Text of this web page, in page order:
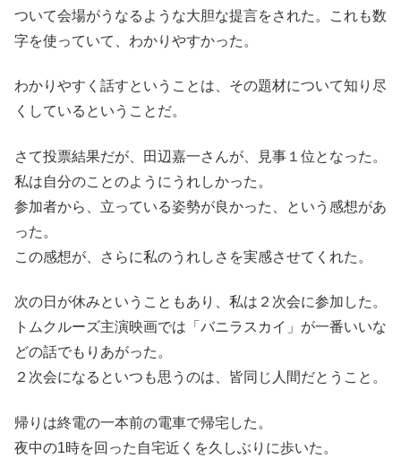
ついて会場がうなるような大胆な提言をされた。これも数
字を使っていて、わかりやすかった。
わかりやすく話すということは、その題材について知り尽
くしているということだ。
さて投票結果だが、田辺嘉一さんが、見事１位となった。
私は自分のことのようにうれしかった。
参加者から、立っている姿勢が良かった、という感想があ
った。
この感想が、さらに私のうれしさを実感させてくれた。
次の日が休みということもあり、私は２次会に参加した。
トムクルーズ主演映画では「バニラスカイ」が一番いいな
どの話でもりあがった。
２次会になるといつも思うのは、皆同じ人間だとうこと。
帰りは終電の一本前の電車で帰宅した。
夜中の1時を回った自宅近くを久しぶりに歩いた。